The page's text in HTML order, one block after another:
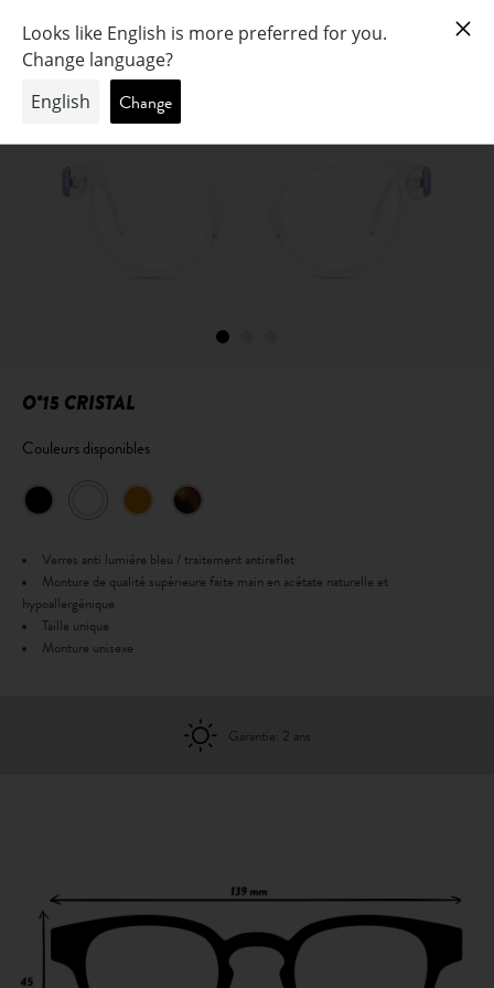
O°15 CRISTAL
Couleurs disponibles
Verres anti lumière bleu / traitement antireflet
Monture de qualité supérieure faite main en acétate naturelle et
hypoallergénique
Taille unique
Monture unisexe
Garantie: 2 ans